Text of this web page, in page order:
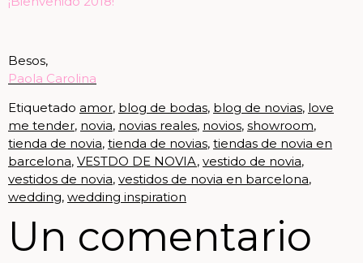
Besos,
Paola Carolina
Etiquetado amor, blog de bodas, blog de novias, love
me tender, novia, novias reales, novios, showroom,
tienda de novia, tienda de novias, tiendas de novia en
barcelona, VESTDO DE NOVIA, vestido de novia,
vestidos de novia, vestidos de novia en barcelona,
wedding, wedding inspiration
Un comentario